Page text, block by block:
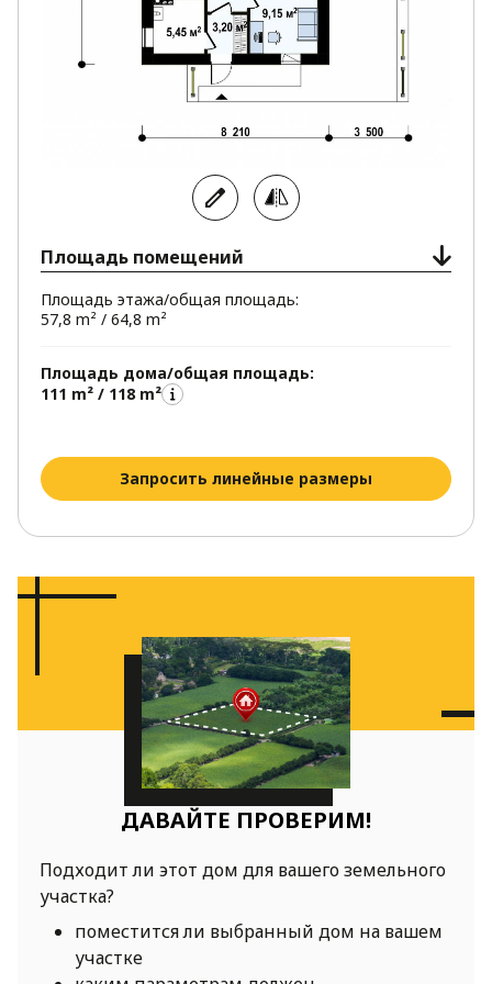
Площадь помещений
Площадь этажа/общая площадь:
57,8 m² / 64,8 m²
Площадь дома/общая площадь:
111 m² / 118 m²
Запросить линейные размеры
ДАВАЙТЕ ПРОВЕРИМ!
Подходит ли этот дом для вашего земельного
участка?
поместится ли выбранный дом на вашем
участке